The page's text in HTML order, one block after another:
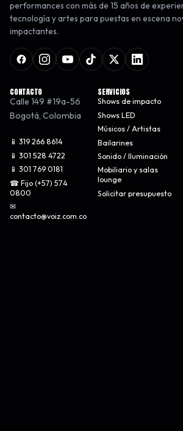
performances con más de 15 años de
tecnología y artes para puestas en escena
impactantes.
CONTACTO
Calle 149 #19a-56
Bogotá, Colombia
📱 319 266 8614
📱 301 528 4722
📱 301 769 0181
☎ Fijo (+57) 574
0800
✉
contacto@voiz.com.co
SERVICIOS
Shows de impacto
Shows LED
Músicos / Artistas
Bailarines
Sonido / Iluminación
Mobiliario y salas
lounge
Solicitar presupuesto